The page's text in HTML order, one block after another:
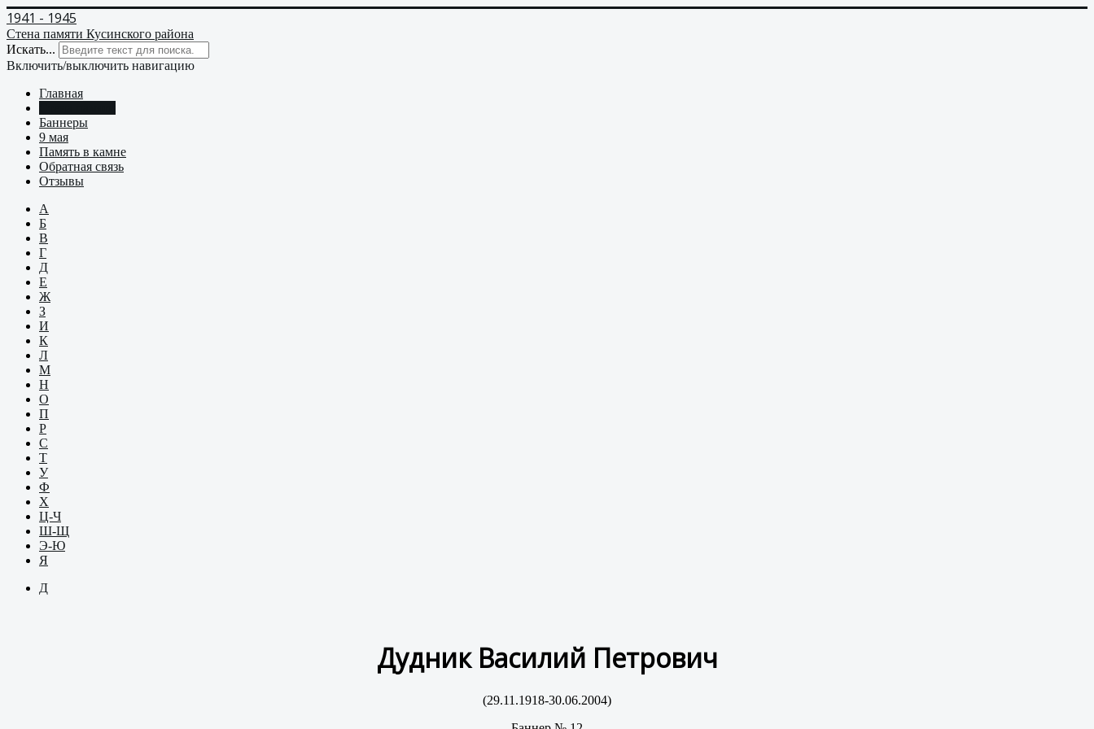
1941 - 1945
Стена памяти Кусинского района
Искать...
Включить/выключить навигацию
Главная
Баннеры
9 мая
Память в камне
Обратная связь
Отзывы
А
Б
В
Г
Д
Е
Ж
З
И
К
Л
М
Н
О
П
Р
С
Т
У
Ф
Х
Ц-Ч
Ш-Щ
Э-Ю
Я
Д
Дудник Василий Петрович
(29.11.1918-30.06.2004)